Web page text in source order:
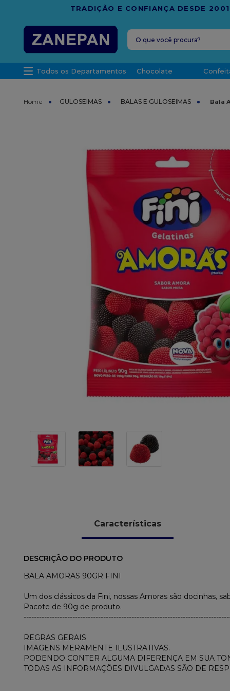
FRETE
O que você procura?
Todos os Departamentos Chocolate
GULOSEIMAS BALAS E GULOSEIMAS Bala
Características
DESCRIÇÃO DO PRODUTO
BALA AMORAS 90GR FINI
Um dos clássicos da Fini, nossas Amoras são docinhas,
Pacote de 90g de produto.
REGRAS GERAIS
IMAGENS MERAMENTE ILUSTRATIVAS.
PODENDO CONTER ALGUMA DIFERENÇA EM SUA
TODAS AS INFORMAÇÕES DIVULGADAS SÃO DE
leite
5º
vabene
6º
granulado
7º
sacola
8º
bala
9º
caixa kraft
10º